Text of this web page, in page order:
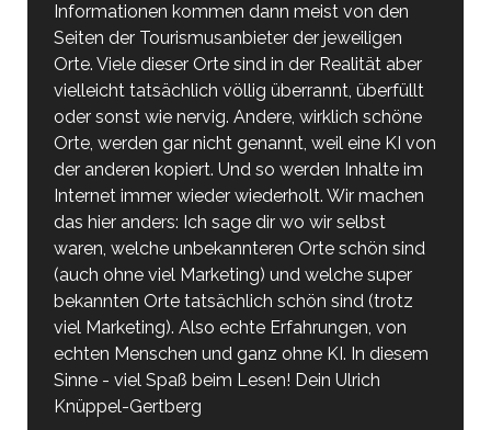
Informationen kommen dann meist von den
Seiten der Tourismusanbieter der jeweiligen
Orte. Viele dieser Orte sind in der Realität aber
vielleicht tatsächlich völlig überrannt, überfüllt
oder sonst wie nervig. Andere, wirklich schöne
Orte, werden gar nicht genannt, weil eine KI von
der anderen kopiert. Und so werden Inhalte im
Internet immer wieder wiederholt. Wir machen
das hier anders: Ich sage dir wo wir selbst
waren, welche unbekannteren Orte schön sind
(auch ohne viel Marketing) und welche super
bekannten Orte tatsächlich schön sind (trotz
viel Marketing). Also echte Erfahrungen, von
echten Menschen und ganz ohne KI. In diesem
Sinne - viel Spaß beim Lesen! Dein Ulrich
Knüppel-Gertberg